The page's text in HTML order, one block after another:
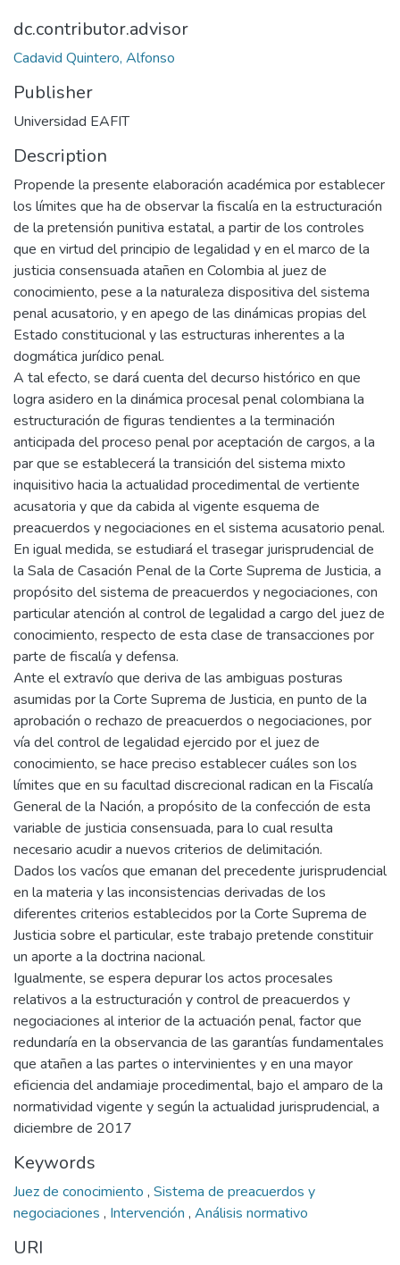
dc.contributor.advisor
Cadavid Quintero, Alfonso
Publisher
Universidad EAFIT
Description
Propende la presente elaboración académica por establecer
los límites que ha de observar la fiscalía en la estructuración
de la pretensión punitiva estatal, a partir de los controles
que en virtud del principio de legalidad y en el marco de la
justicia consensuada atañen en Colombia al juez de
conocimiento, pese a la naturaleza dispositiva del sistema
penal acusatorio, y en apego de las dinámicas propias del
Estado constitucional y las estructuras inherentes a la
dogmática jurídico penal.
A tal efecto, se dará cuenta del decurso histórico en que
logra asidero en la dinámica procesal penal colombiana la
estructuración de figuras tendientes a la terminación
anticipada del proceso penal por aceptación de cargos, a la
par que se establecerá la transición del sistema mixto
inquisitivo hacia la actualidad procedimental de vertiente
acusatoria y que da cabida al vigente esquema de
preacuerdos y negociaciones en el sistema acusatorio penal.
En igual medida, se estudiará el trasegar jurisprudencial de
la Sala de Casación Penal de la Corte Suprema de Justicia, a
propósito del sistema de preacuerdos y negociaciones, con
particular atención al control de legalidad a cargo del juez de
conocimiento, respecto de esta clase de transacciones por
parte de fiscalía y defensa.
Ante el extravío que deriva de las ambiguas posturas
asumidas por la Corte Suprema de Justicia, en punto de la
aprobación o rechazo de preacuerdos o negociaciones, por
vía del control de legalidad ejercido por el juez de
conocimiento, se hace preciso establecer cuáles son los
límites que en su facultad discrecional radican en la Fiscalía
General de la Nación, a propósito de la confección de esta
variable de justicia consensuada, para lo cual resulta
necesario acudir a nuevos criterios de delimitación.
Dados los vacíos que emanan del precedente jurisprudencial
en la materia y las inconsistencias derivadas de los
diferentes criterios establecidos por la Corte Suprema de
Justicia sobre el particular, este trabajo pretende constituir
un aporte a la doctrina nacional.
Igualmente, se espera depurar los actos procesales
relativos a la estructuración y control de preacuerdos y
negociaciones al interior de la actuación penal, factor que
redundaría en la observancia de las garantías fundamentales
que atañen a las partes o intervinientes y en una mayor
eficiencia del andamiaje procedimental, bajo el amparo de la
normatividad vigente y según la actualidad jurisprudencial, a
diciembre de 2017
Keywords
Juez de conocimiento , Sistema de preacuerdos y
negociaciones , Intervención , Análisis normativo
URI